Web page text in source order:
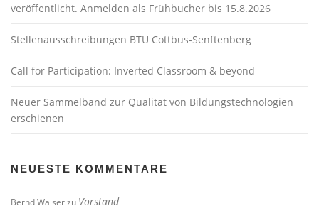
veröffentlicht. Anmelden als Frühbucher bis 15.8.2026
Stellenausschreibungen BTU Cottbus-Senftenberg
Call for Participation: Inverted Classroom & beyond
Neuer Sammelband zur Qualität von Bildungstechnologien
erschienen
NEUESTE KOMMENTARE
Bernd Walserzu Vorstand